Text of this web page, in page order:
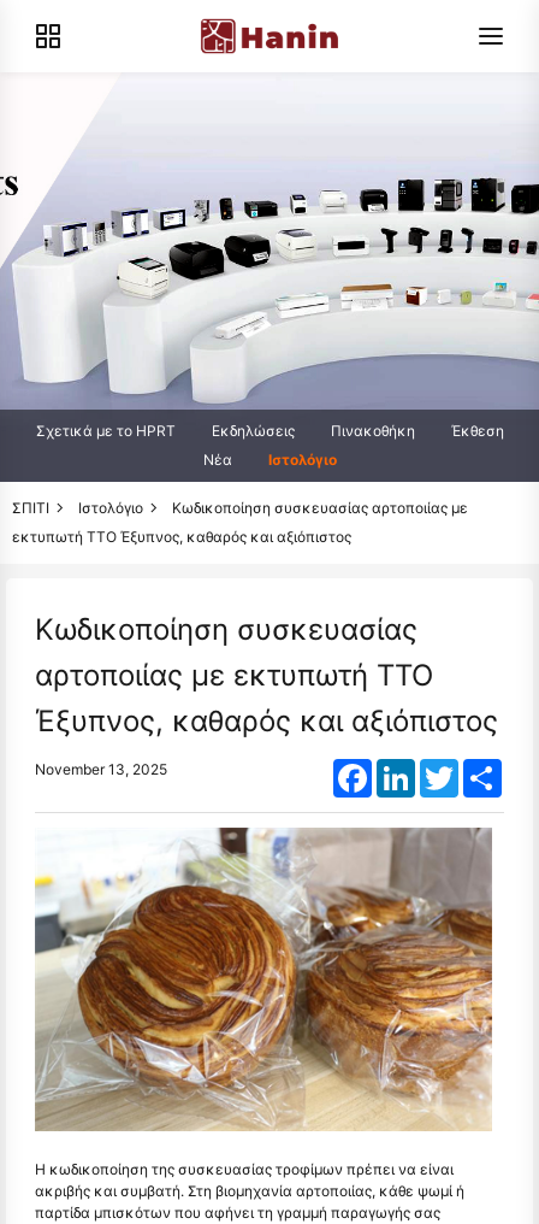
Σχετικά με το HPRT Εκδηλώσεις Πινακοθήκη
Έκθεση
Νέα
Ιστολόγιο
ΣΠΙΤΙ Ιστολόγιο
Κωδικοποίηση συσκευασίας αρτοποιίας με
εκτυπωτή TTO Έξυπνος, καθαρός και αξιόπιστος
Κωδικοποίηση συσκευασίας
αρτοποιίας με εκτυπωτή TTO
Έξυπνος, καθαρός και αξιόπιστος
November 13, 2025 FacebookLinkedInTwitter
Η κωδικοποίηση της συσκευασίας τροφίμων πρέπει να είναι
ακριβής και συμβατή. Στη βιομηχανία αρτοποιίας, κάθε ψωμί ή
παρτίδα μπισκότων που αφήνει τη γραμμή παραγωγής σας